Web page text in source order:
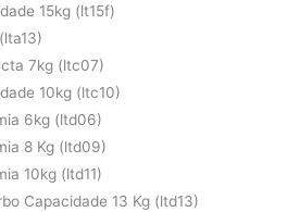
15kg (lt15f)
7kg (ltc07)
10kg (ltc10)
6kg (ltd06)
8 Kg (ltd09)
10kg (ltd11)
Capacidade 13 Kg (ltd13)